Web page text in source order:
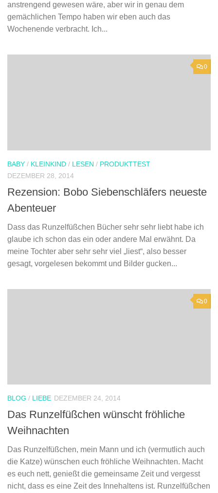
anstrengend gewesen wäre, aber wir in genau dem
gemächlichen Tempo haben wir eben auch das
Wochenende verbracht. Ich...
0
BABY / KLEINKIND / LESEN / PRODUKTTEST
DEZEMBER 28, 2014
Rezension: Bobo Siebenschläfers neueste
Abenteuer
Dass das Runzelfüßchen Bücher sehr sehr liebt habe ich
glaube ich schon das ein oder andere Mal erwähnt. Da
meine Tochter aber sehr sehr viel „liest“, also besser
gesagt, vorgelesen bekommt und Bilder gucken...
0
BLOG / LIEBE DEZEMBER 24, 2014
Das Runzelfüßchen wünscht fröhliche
Weihnachten
Das Runzelfüßchen, mein Mann und ich (vermutlich auch
die Katze) wünschen euch fröhliche Weihnachten. Macht
es euch nett, genießt die gemeinsame Zeit und vergesst
nicht, dass es eine Zeit des Innehaltens ist. Runzelfüßchen